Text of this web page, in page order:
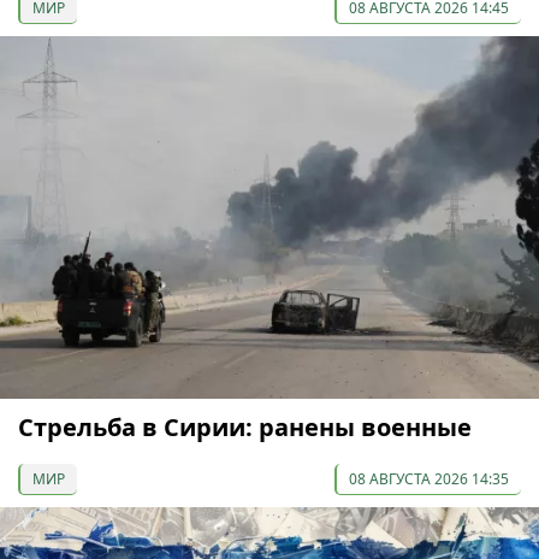
МИР 08 АВГУСТА 2026 14:45
Стрельба в Сирии: ранены военные
МИР 08 АВГУСТА 2026 14:35